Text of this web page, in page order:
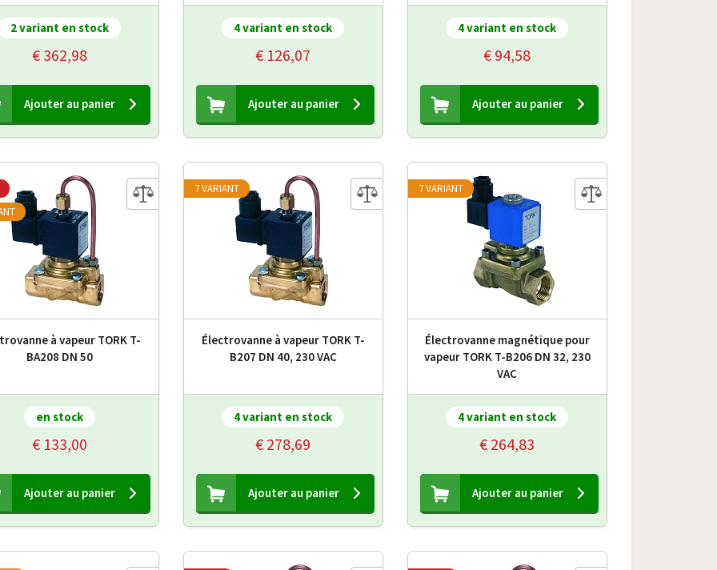
2 variant en stock
€ 362,98
Ajouter au panier
4 variant en stock
€ 126,07
Ajouter au panier
4 variant en stock
€ 94,58
Ajouter au panier
à vapeur TORK T-
BA208 DN 50
en stock
€ 133,00
Ajouter au panier
Électrovanne à vapeur TORK T-
B207 DN 40, 230 VAC
4 variant en stock
€ 278,69
Ajouter au panier
7 VARIANT
Électrovanne magnétique pour
vapeur TORK T-B206 DN 32, 230
VAC
4 variant en stock
€ 264,83
Ajouter au panier
7 VARIANT